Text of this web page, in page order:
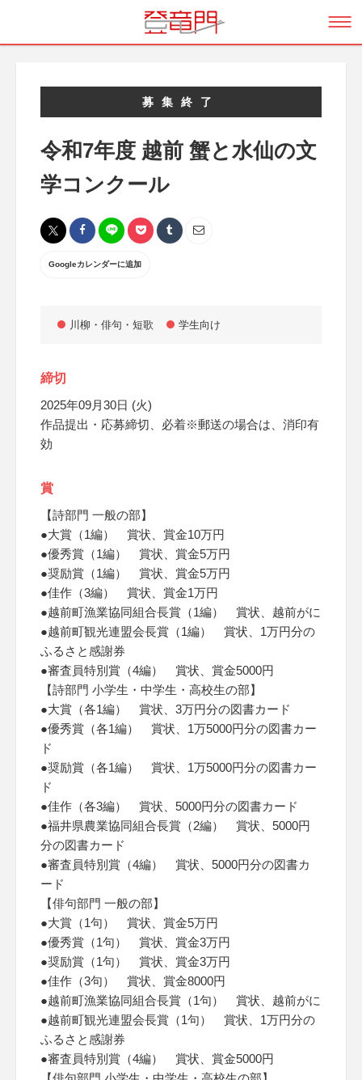
募集終了
令和7年度 越前 蟹と水仙の文
学コンクール
Googleカレンダーに追加
川柳・俳句・短歌 学生向け
締切
2025年09月30日 (火)
作品提出・応募締切、必着※郵送の場合は、消印有
効
賞
【詩部門 一般の部】
●大賞（1編） 賞状、賞金10万円
●優秀賞（1編） 賞状、賞金5万円
●奨励賞（1編） 賞状、賞金5万円
●佳作（3編） 賞状、賞金1万円
●越前町漁業協同組合長賞（1編） 賞状、越前がに
●越前町観光連盟会長賞（1編） 賞状、1万円分の
ふるさと感謝券
●審査員特別賞（4編） 賞状、賞金5000円
【詩部門 小学生・中学生・高校生の部】
●大賞（各1編） 賞状、3万円分の図書カード
●優秀賞（各1編） 賞状、1万5000円分の図書カー
ド
●奨励賞（各1編） 賞状、1万5000円分の図書カー
ド
●佳作（各3編） 賞状、5000円分の図書カード
●福井県農業協同組合長賞（2編） 賞状、5000円
分の図書カード
●審査員特別賞（4編） 賞状、5000円分の図書カ
ード
【俳句部門 一般の部】
●大賞（1句） 賞状、賞金5万円
●優秀賞（1句） 賞状、賞金3万円
●奨励賞（1句） 賞状、賞金3万円
●佳作（3句） 賞状、賞金8000円
●越前町漁業協同組合長賞（1句） 賞状、越前がに
●越前町観光連盟会長賞（1句） 賞状、1万円分の
ふるさと感謝券
●審査員特別賞（4編） 賞状、賞金5000円